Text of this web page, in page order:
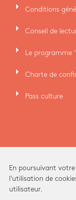
arrow_right Conditions
arrow_right Conseil de
arrow_right Le programme
arrow_right Charte de
arrow_right Pass culture
En poursuivant
l'utilisation de
utilisateur.